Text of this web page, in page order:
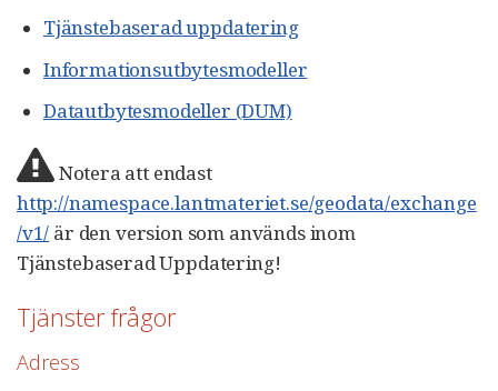
Tjänstebaserad uppdatering
Informationsutbytesmodeller
Datautbytesmodeller (DUM)
Notera att endast
http://namespace.lantmateriet.se/geodata/exchange
/v1/ är den version som används inom
Tjänstebaserad Uppdatering!
Tjänster frågor
Adress